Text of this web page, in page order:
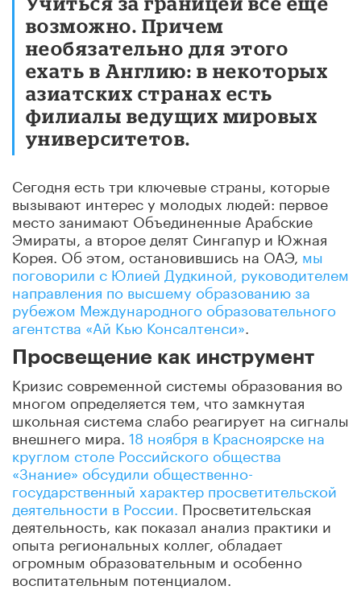
возможно. Причем
необязательно для этого
ехать в Англию: в некоторых
азиатских странах есть
филиалы ведущих мировых
университетов.
Сегодня есть три ключевые страны, которые
вызывают интерес у молодых людей: первое
место занимают Объединенные Арабские
Эмираты, а второе делят Сингапур и Южная
Корея. Об этом, остановившись на ОАЭ, мы
поговорили с Юлией Дудкиной, руководителем
направления по высшему образованию за
рубежом Международного образовательного
агентства «Ай Кью Консалтенси»
Просвещение как инструмент
Кризис современной системы образования во
многом определяется тем, что замкнутая
школьная система слабо реагирует на сигналы
внешнего мира. 18 ноября в Красноярске на
круглом столе Российского общества
«Знание» обсудили общественно-
государственный характер просветительской
деятельности в России. Просветительская
деятельность, как показал анализ практики и
опыта региональных коллег, обладает
огромным образовательным и особенно
воспитательным потенциалом.